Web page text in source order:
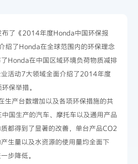
了《2014年度Honda中国环保报
绍了Honda在全球范围内的环保理念
Honda在中国区域环境负荷物质减排
活动7大领域全面介绍了2014年度
保举措。
生产台数增加以及各项环保措施的共
国生产的汽车、摩托车以及通用产品
都得到了显著的改善，单台产品CO2
生量以及水资源的使用量均全面下
步降低。